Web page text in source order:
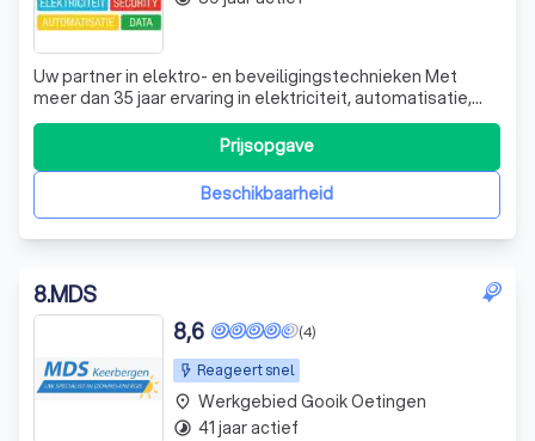
Uw partner in elektro- en beveiligingstechnieken Met
meer dan 35 jaar ervaring in elektriciteit, automatisatie,
databekabeling en beveiliging zijn wij de geschikte partner
voor uw project. COSIJNS TECH Wij bieden een
totaaloplossing op vlak van elektriciteit,
beveiligingsinstallaties, databekabeli
Beschikbaarheid
Prijsopgave
8.MDS
Reageert snel
(4)
8,6
place Werkgebied Gooik Oetingen
timelapse 41 jaar actief